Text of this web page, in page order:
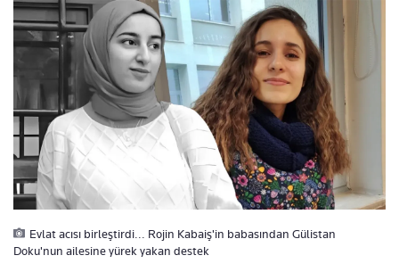
Evlat acısı birleştirdi... Rojin Kabaiş'in babasından Gülistan
Doku'nun ailesine yürek yakan destek